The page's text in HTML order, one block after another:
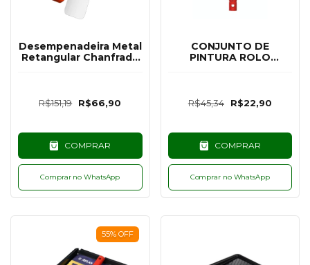
Desempenadeira Metal
Retangular Chanfrado
R$151,19 R$66,90
COMPRAR
Comprar no WhatsApp
CONJUNTO DE
PINTURA ROLO
R$45,34 R$22,90
COMPRAR
Comprar no WhatsApp
55% OFF